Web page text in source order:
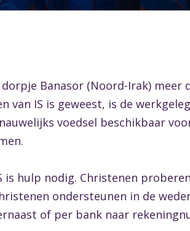
Banasor (Noord-Irak) meer
van IS is geweest, is de
voedsel beschikbaar
is hulp nodig. Christenen
ondersteunen in de
of per bank naar